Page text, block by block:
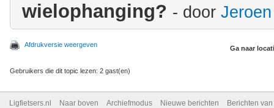
wielophanging? - door
Afdrukversie weergeven Ga naar
Gebruikers die dit topic lezen: 2 gast(en)
Ligfietsers.nl Naar boven Archiefmodus Nieuwe berichten Berichten